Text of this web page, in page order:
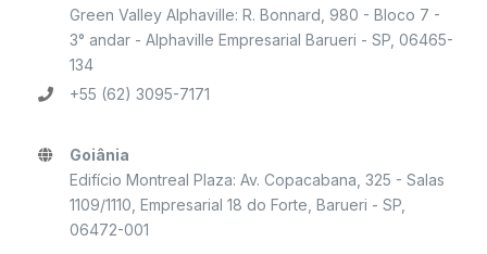
Green Valley Alphaville: R. Bonnard, 980 - Bloco 7 -
3° andar - Alphaville Empresarial Barueri - SP, 06465-
134
+55 (62) 3095-7171
Goiânia
Edifício Montreal Plaza: Av. Copacabana, 325 - Salas
1109/1110, Empresarial 18 do Forte, Barueri - SP,
06472-001